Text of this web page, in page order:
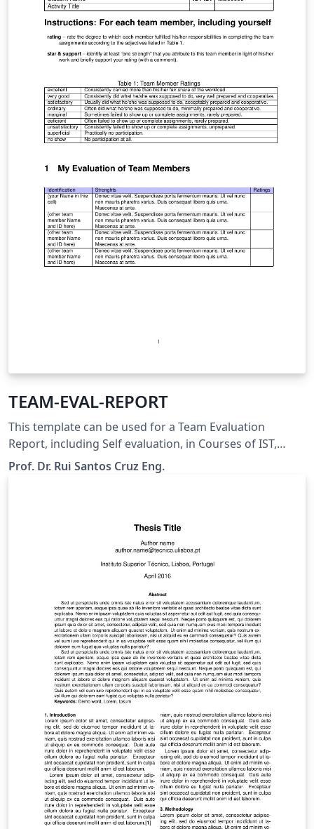
TEAM-EVAL-REPORT
This template can be used for a Team Evaluation
Report, including Self evaluation, in Courses of IST,
ULisboa.
Prof. Dr. Rui Santos Cruz Eng.